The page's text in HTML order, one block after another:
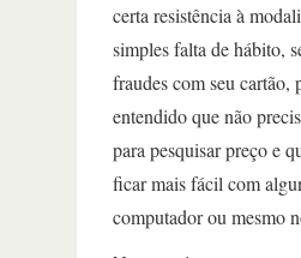
certa resistência à
simples falta de hábito,
fraudes com seu cartão,
entendido que não
para pesquisar preço e
ficar mais fácil com
computador ou mesmo